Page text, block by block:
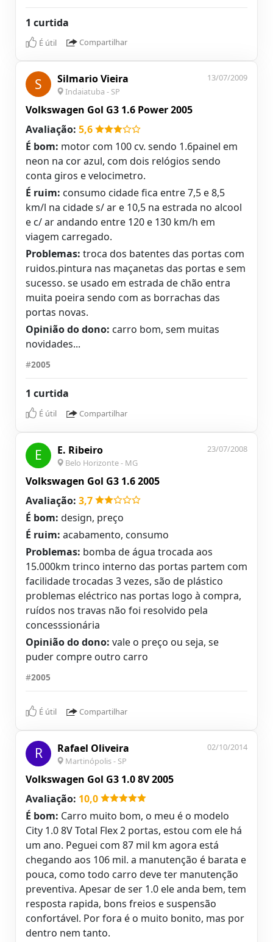
1 curtida
É útil Compartilhar
S Silmario Vieira
Indaiatuba - SP
13/07/2009
Volkswagen Gol G3 1.6 Power 2005
Avaliação: 5,6
É bom: motor com 100 cv. sendo 1.6painel em
neon na cor azul, com dois relógios sendo
conta giros e velocimetro.
É ruim: consumo cidade fica entre 7,5 e 8,5
km/l na cidade s/ ar e 10,5 na estrada no alcool
e c/ ar andando entre 120 e 130 km/h em
viagem carregado.
Problemas: troca dos batentes das portas com
ruidos.pintura nas maçanetas das portas e sem
sucesso. se usado em estrada de chão entra
muita poeira sendo com as borrachas das
portas novas.
Opinião do dono: carro bom, sem muitas
novidades...
#2005
1 curtida
É útil Compartilhar
E E. Ribeiro
Belo Horizonte - MG
23/07/2008
Volkswagen Gol G3 1.6 2005
Avaliação: 3,7
É bom: design, preço
É ruim: acabamento, consumo
Problemas: bomba de água trocada aos
15.000km trinco interno das portas partem com
facilidade trocadas 3 vezes, são de plástico
problemas eléctrico nas portas logo à compra,
ruídos nos travas não foi resolvido pela
concesssionária
Opinião do dono: vale o preço ou seja, se
puder compre outro carro
#2005
É útil Compartilhar
R Rafael Oliveira
Martinópolis - SP
02/10/2014
Volkswagen Gol G3 1.0 8V 2005
Avaliação: 10,0
É bom: Carro muito bom, o meu é o modelo
City 1.0 8V Total Flex 2 portas, estou com ele há
um ano. Peguei com 87 mil km agora está
chegando aos 106 mil. a manutenção é barata e
pouca, como todo carro deve ter manutenção
preventiva. Apesar de ser 1.0 ele anda bem, tem
resposta rapida, bons freios e suspensão
confortável. Por fora é o muito bonito, mas por
dentro nem tanto.